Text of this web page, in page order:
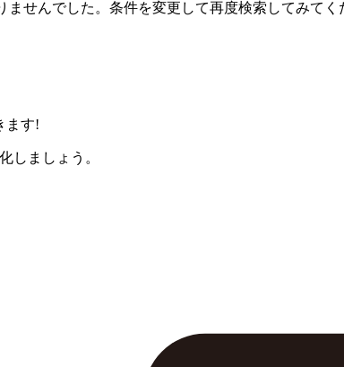
ませんでした。条件を変更して再度検索してみてく
ます!
しましょう。